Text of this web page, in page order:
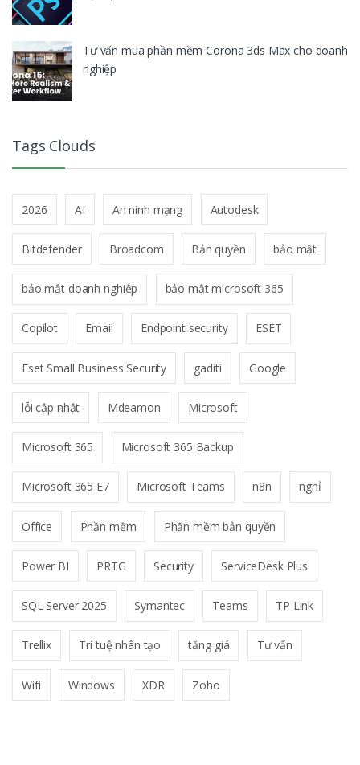
Tư vấn mua phần mềm Corona 3ds Max cho doanh
nghiệp
Tags Clouds
2026 AI An ninh mạng Autodesk
Bitdefender Broadcom Bản quyền bảo mật
bảo mật doanh nghiệp bảo mật microsoft 365
Copilot Email Endpoint security ESET
Eset Small Business Security gaditi Google
lỗi cập nhật Mdeamon Microsoft
Microsoft 365 Microsoft 365 Backup
Microsoft 365 E7 Microsoft Teams n8n nghỉ
Office Phần mềm Phần mềm bản quyền
Power BI PRTG Security ServiceDesk Plus
SQL Server 2025 Symantec Teams TP Link
Trellix Trí tuệ nhân tạo tăng giá Tư vấn
Wifi Windows XDR Zoho